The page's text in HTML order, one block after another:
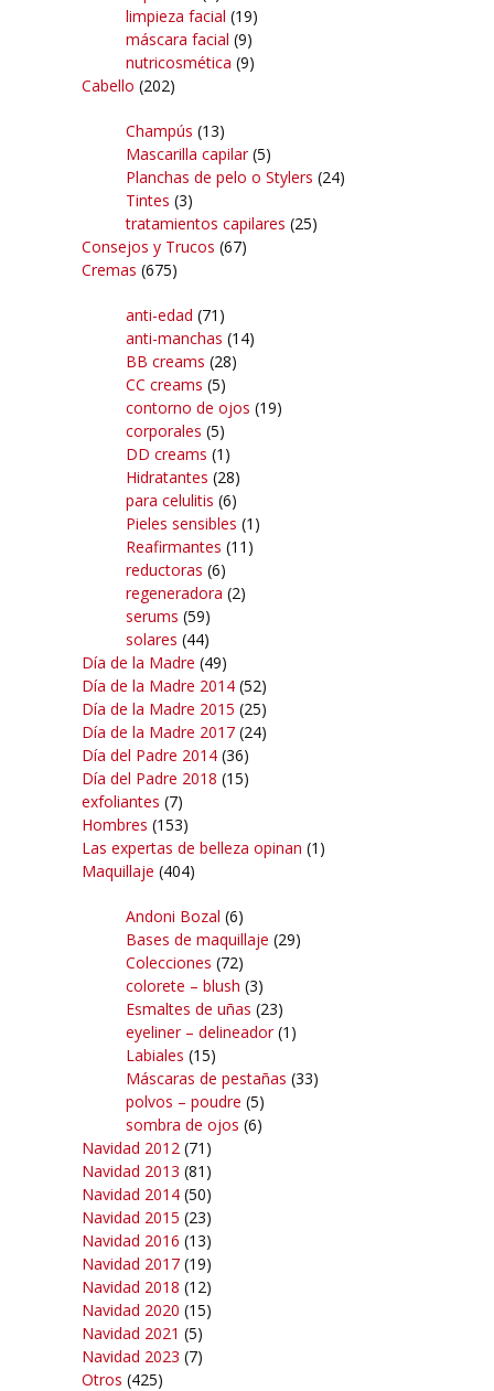
limpieza facial (19)
máscara facial (9)
nutricosmética (9)
Cabello (202)
Champús (13)
Mascarilla capilar(5)
Planchas de pelo o Stylers (24)
Tintes (3)
tratamientos capilares (25)
Consejos y Trucos (67)
Cremas (675)
anti-edad (71)
anti-manchas (14)
BB creams (28)
CC creams (5)
contorno de ojos (19)
corporales (5)
DD creams (1)
Hidratantes (28)
para celulitis (6)
Pieles sensibles (1)
Reafirmantes (11)
reductoras (6)
regeneradora (2)
serums (59)
solares (44)
Día de la Madre (49)
Día de la Madre 2014 (52)
Día de la Madre 2015 (25)
Día de la Madre 2017 (24)
Día del Padre 2014 (36)
Día del Padre 2018 (15)
exfoliantes (7)
Hombres (153)
Las expertas de belleza opinan (1)
Maquillaje (404)
Andoni Bozal (6)
Bases de maquillaje (29)
Colecciones (72)
colorete – blush (3)
Esmaltes de uñas (23)
eyeliner – delineador(1)
Labiales (15)
Máscaras de pestañas (33)
polvos – poudre (5)
sombra de ojos (6)
Navidad 2012 (71)
Navidad 2013 (81)
Navidad 2014 (50)
Navidad 2015 (23)
Navidad 2016 (13)
Navidad 2017 (19)
Navidad 2018 (12)
Navidad 2020 (15)
Navidad 2021 (5)
Navidad 2023 (7)
Otros (425)